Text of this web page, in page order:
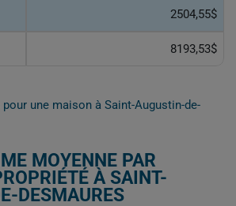
2504,55$
8193,53$
une maison à Saint-Augustin-de-
MOYENNE PAR
À SAINT-
DESMAURES